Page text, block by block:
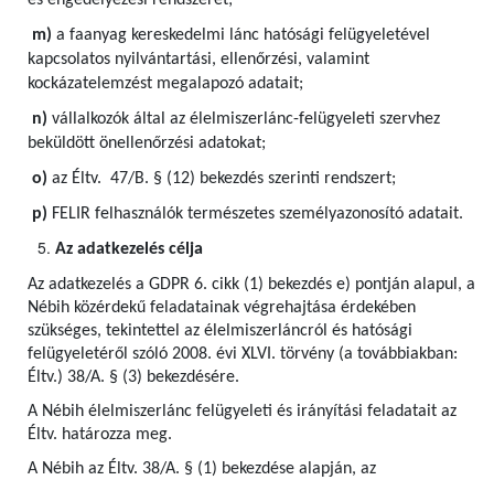
m) a faanyag kereskedelmi lánc hatósági felügyeletével
kapcsolatos nyilvántartási, ellenőrzési, valamint
kockázatelemzést megalapozó adatait;
n) vállalkozók által az élelmiszerlánc-felügyeleti szervhez
beküldött önellenőrzési adatokat;
o) az Éltv. 47/B. § (12) bekezdés szerinti rendszert;
p) FELIR felhasználók természetes személyazonosító adatait.
Az adatkezelés célja
Az adatkezelés a GDPR 6. cikk (1) bekezdés e) pontján alapul, a
Nébih közérdekű feladatainak végrehajtása érdekében
szükséges, tekintettel az élelmiszerláncról és hatósági
felügyeletéről szóló 2008. évi XLVI. törvény (a továbbiakban:
Éltv.) 38/A. § (3) bekezdésére.
A Nébih élelmiszerlánc felügyeleti és irányítási feladatait az
Éltv. határozza meg.
A Nébih az Éltv. 38/A. § (1) bekezdése alapján, az